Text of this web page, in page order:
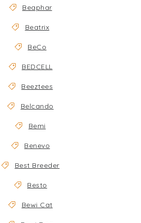
Beaphar
Beatrix
BeCo
BEDCELL
Beeztees
Belcando
Bemi
Benevo
Best Breeder
Besto
Bewi Cat